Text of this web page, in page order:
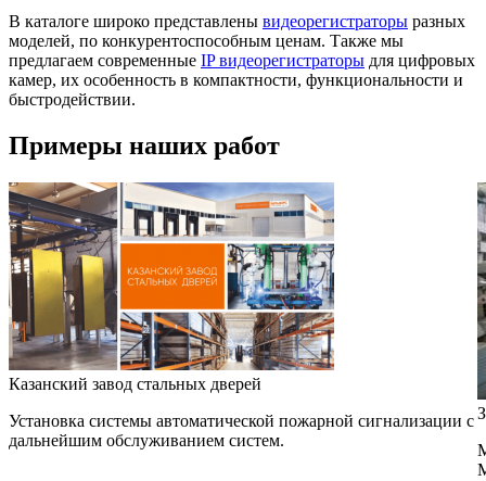
В каталоге широко представлены видеорегистраторы разных
моделей, по конкурентоспособным ценам. Также мы
предлагаем современные IP видеорегистраторы для цифровых
камер, их особенность в компактности, функциональности и
быстродействии.
Примеры наших работ
Казанский завод стальных дверей
Установка системы автоматической пожарной сигнализации с
дальнейшим обслуживанием систем.